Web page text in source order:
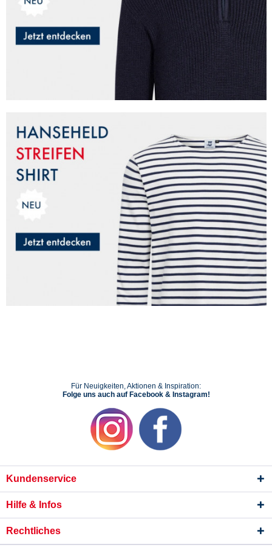
Für Neuigkeiten, Aktionen & Inspiration:
Folge uns auch auf Facebook & Instagram!
Kundenservice
Hilfe & Infos
Rechtliches